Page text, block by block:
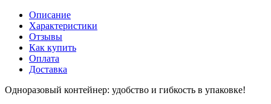
Описание
Характеристики
Отзывы
Как купить
Оплата
Доставка
Одноразовый контейнер: удобство и гибкость в упаковке!